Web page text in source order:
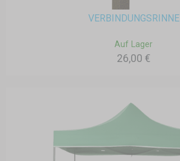
VERBINDUNGSRINNE
Auf Lager
26,00 €